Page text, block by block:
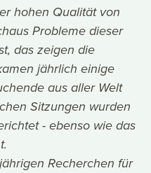
hohen Qualität von
Probleme dieser
das zeigen die
jährlich einige
aus aller Welt
Sitzungen wurden
- ebenso wie das
Recherchen für